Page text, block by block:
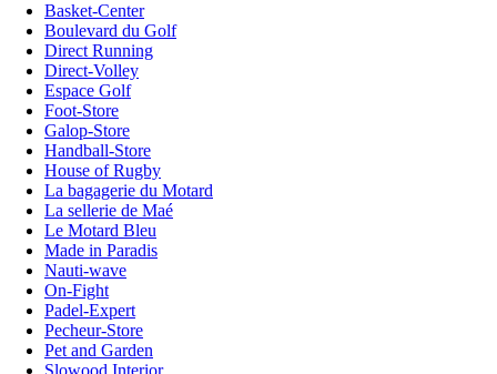
Basket-Center
Boulevard du Golf
Direct Running
Direct-Volley
Espace Golf
Foot-Store
Galop-Store
Handball-Store
House of Rugby
La bagagerie du Motard
La sellerie de Maé
Le Motard Bleu
Made in Paradis
Nauti-wave
On-Fight
Padel-Expert
Pecheur-Store
Pet and Garden